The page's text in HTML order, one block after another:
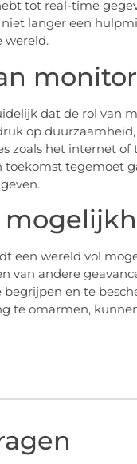
tot real-time
langer een
wereld.
dat de rol van
op
zoals het internet
toekomst tegemoet
een wereld vol
van andere
en te
te omarmen,